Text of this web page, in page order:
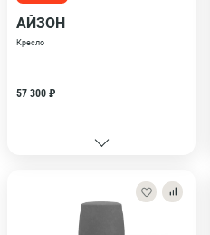
АЙЗОН
Кресло
57 300 ₽